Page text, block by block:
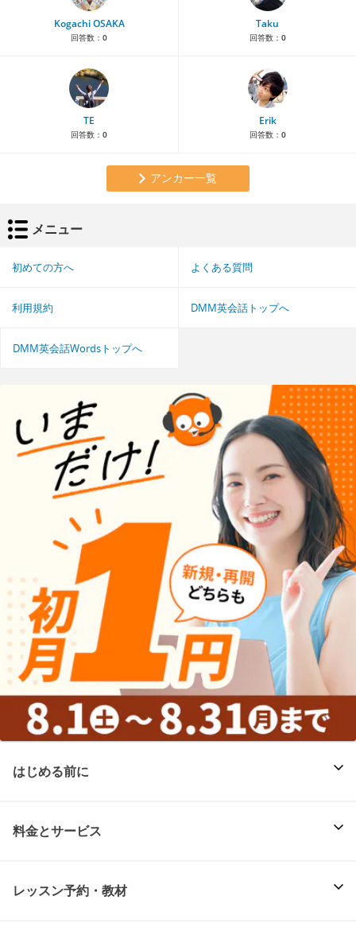
Kogachi OSAKA
回答数： 0
Taku
回答数： 0
TE
回答数： 0
Erik
回答数： 0
アンカー一覧
メニュー
初めての方へ よくある質問
利用規約 DMM英会話トップへ
DMM英会話Wordsトップへ
はじめる前に
料金とサービス
レッスン予約・教材